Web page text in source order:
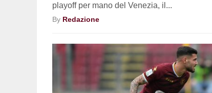
playoff per mano del Venezia, il...
By Redazione